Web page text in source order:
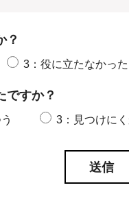
？
3：役に立たなかった
ですか？
3：見つけに